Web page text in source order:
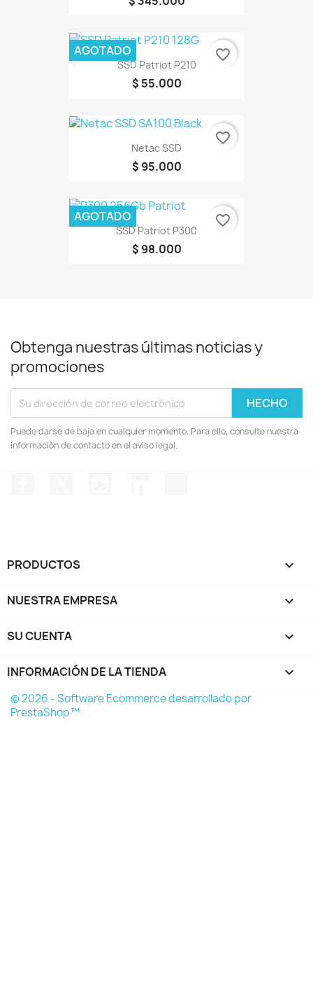
SSD Patriot P210
$ 55.000
AGOTADO favorite_border
Netac SSD
$ 95.000
favorite_border
SSD Patriot P300
$ 98.000
AGOTADO favorite_border
Obtenga nuestras últimas noticias y
promociones
Puede darse de baja en cualquier momento. Para ello, consulte nuestra
información de contacto en el aviso legal.
PRODUCTOS 
NUESTRA EMPRESA 
SU CUENTA 
INFORMACIÓN DE LA TIENDA keyboard_arrow_down
© 2026 - Software Ecommerce desarrollado por
PrestaShop™